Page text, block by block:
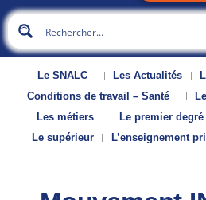
Le SNALC Les Actualités
Conditions de travail – Santé
Les métiers
Le premier degré
Le supérieur
L’enseignement